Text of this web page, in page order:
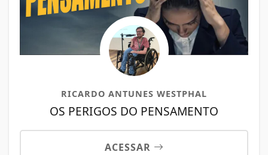
RICARDO ANTUNES WESTPHAL
OS PERIGOS DO PENSAMENTO
ACESSAR